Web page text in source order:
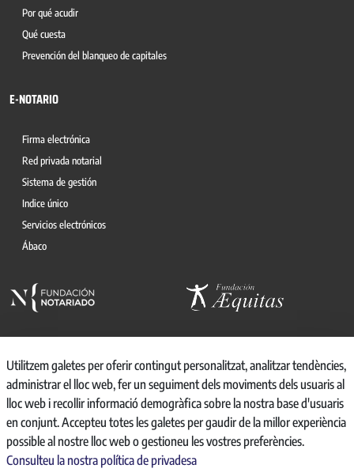
Por qué acudir
Qué cuesta
Prevención del blanqueo de capitales
E-NOTARIO
Firma electrónica
Red privada notarial
Sistema de gestión
Indice único
Servicios electrónicos
Ábaco
© 2026, CONSEJO GENERAL DEL NOTARIO
CANAL INTERNO DE INFORMACIÓN
REGISTRO DE ACTIVIDADES DE TRATAMIENTO
AVISO LEGAL
Utilitzem galetes per oferir contingut personalitzat, analitzar tendències,
administrar el lloc web, fer un seguiment dels moviments dels usuaris al
lloc web i recollir informació demogràfica sobre la nostra base d'usuaris
en conjunt. Accepteu totes les galetes per gaudir de la millor experiència
possible al nostre lloc web o gestioneu les vostres preferències.
Consulteu la nostra política de privadesa